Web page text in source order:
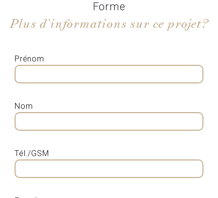
Forme
Plus d'informations sur ce projet?
Prénom
Nom
Tél./GSM